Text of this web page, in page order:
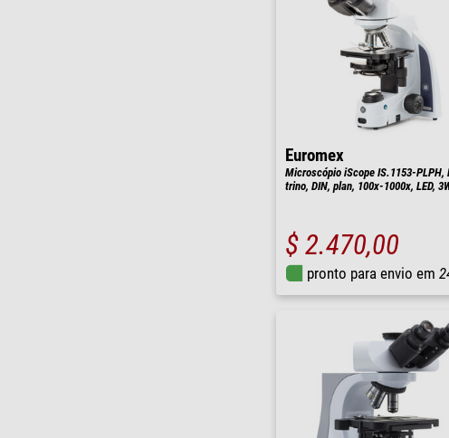
Euromex
Microscópio iScope IS.1153-PLPH,
trino, DIN, plan, 100x-1000x, LED,
$ 2.470,00
pronto para envio em